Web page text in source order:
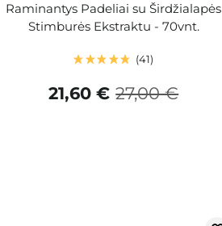
Raminantys Padeliai su Širdžialapės
Stimburės Ekstraktu - 70vnt.
41
27,00 €
21,60 €